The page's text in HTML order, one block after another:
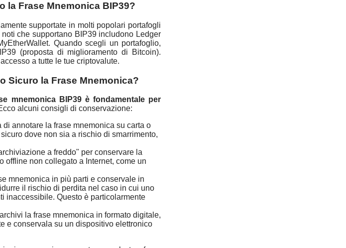
la Frase Mnemonica BIP39?
supportate in molti popolari portafogli
che supportano BIP39 includono Ledger
Quando scegli un portafoglio,
(proposta di miglioramento di Bitcoin).
a tutte le tue criptovalute.
Sicuro la Frase Mnemonica?
mnemonica BIP39 è fondamentale per
alcuni consigli di conservazione:
annotare la frase mnemonica su carta o
dove non sia a rischio di smarrimento,
a freddo" per conservare la
offline non collegato a Internet, come un
mnemonica in più parti e conservale in
il rischio di perdita nel caso in cui uno
inaccessibile. Questo è particolarmente
la frase mnemonica in formato digitale,
e conservala su un dispositivo elettronico